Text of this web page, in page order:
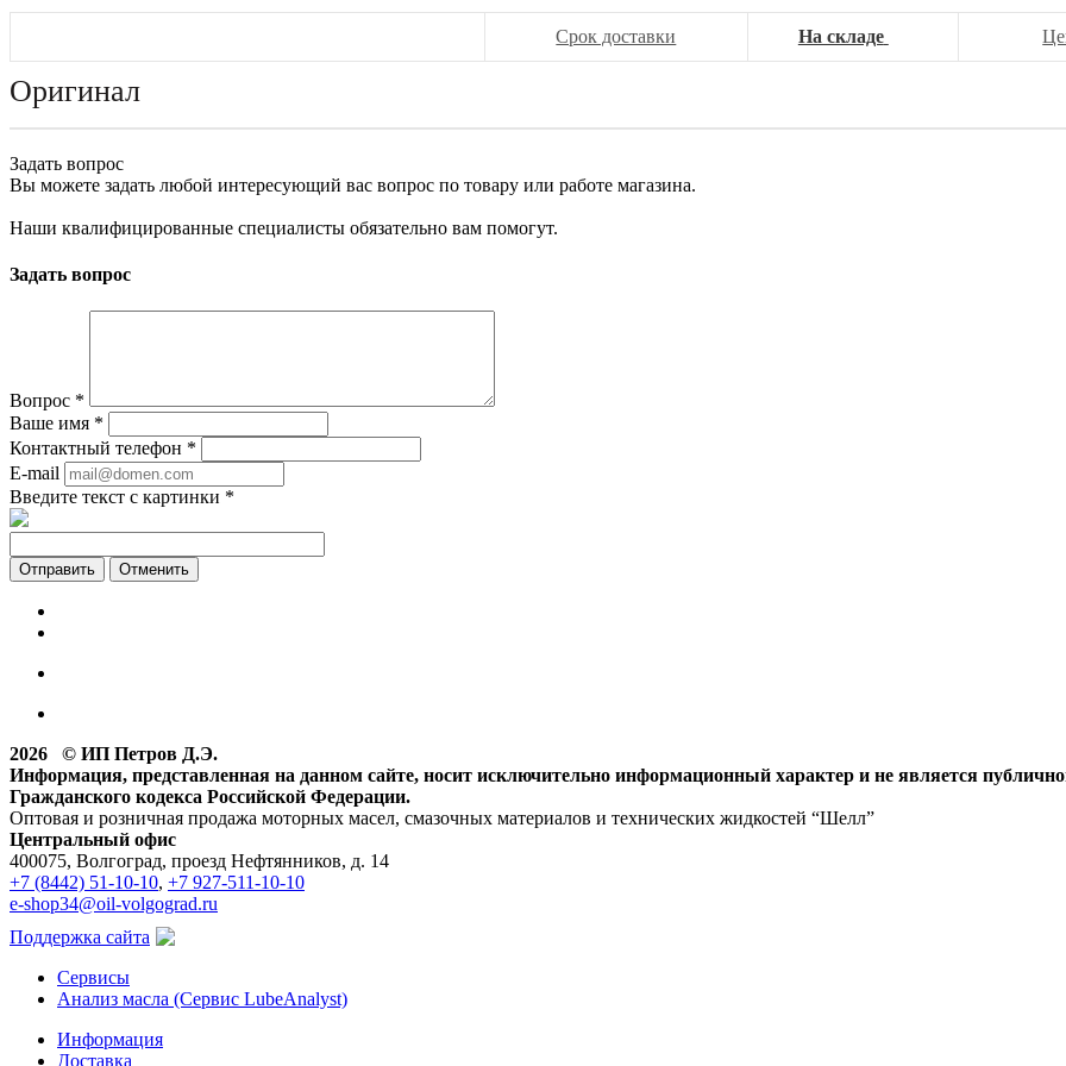
Срок доставки На складе
Оригинал
Задать вопрос
Вы можете задать любой интересующий вас вопрос по товару или работе магазина.
Наши квалифицированные специалисты обязательно вам помогут.
Задать вопрос
Вопрос *
Ваше имя *
Контактный телефон *
E-mail
Введите текст с картинки *
Отменить
2026 © ИП Петров Д.Э.
Информация, представленная на данном сайте, носит исключительно информационный характер и не является
Гражданского кодекса Российской Федерации.
Оптовая и розничная продажа моторных масел, смазочных материалов и технических жидкостей “Шелл”
Центральный офис
400075, Волгоград, проезд Нефтянников, д. 14
+7 (8442) 51-10-10, +7 927-511-10-10
e-shop34@oil-volgograd.ru
Поддержка сайта
Сервисы
Анализ масла (Сервис LubeAnalyst)
Информация
Доставка